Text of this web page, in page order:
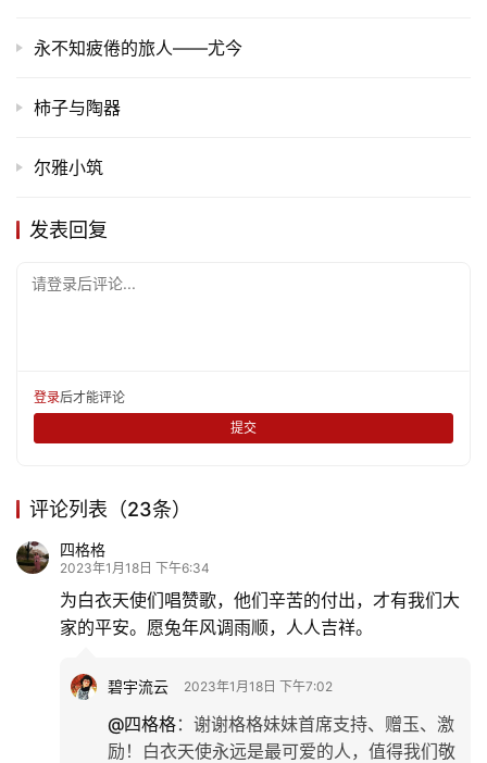
永不知疲倦的旅人——尤今
柿子与陶器
尔雅小筑
发表回复
请登录后评论...
登录后才能评论
提交
评论列表（23条）
四格格
2023年1月18日 下午6:34
为白衣天使们唱赞歌，他们辛苦的付出，才有我们大
家的平安。愿兔年风调雨顺，人人吉祥。
碧宇流云 2023年1月18日 下午7:02
@四格格： 谢谢格格妹妹首席支持、赠玉、激
励！白衣天使永远是最可爱的人，值得我们敬